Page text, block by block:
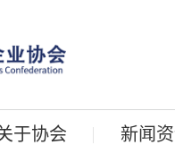
于协会 新闻